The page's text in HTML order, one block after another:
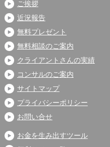
ご挨拶
近況報告
無料プレゼント
無料相談のご案内
クライアントさんの実績
コンサルのご案内
サイトマップ
プライバシーポリシー
お問い合せ
お金を生み出すツール